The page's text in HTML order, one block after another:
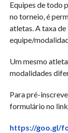
Equipes de todo
no torneio, é
atletas. A taxa
equipe/
Um mesmo
modalidades
Para pré-
formulário no
https://goo.gl/